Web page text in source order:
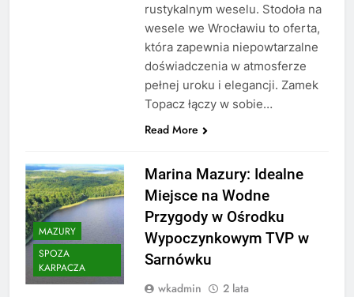
rustykalnym weselu. Stodoła na
wesele we Wrocławiu to oferta,
która zapewnia niepowtarzalne
doświadczenia w atmosferze
pełnej uroku i elegancji. Zamek
Topacz łączy w sobie…
Read More
MAZURY
SPOZA
KARPACZA
Marina Mazury: Idealne
Miejsce na Wodne
Przygody w Ośrodku
Wypoczynkowym TVP w
Sarnówku
wkadmin
2 lata